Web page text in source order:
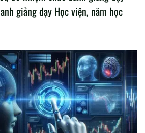
giảng dạy Học viện, năm học